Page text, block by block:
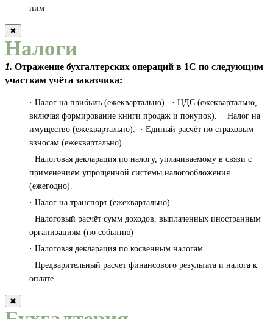
ним
✖
Налоги
1. Отражение бухгалтерских операций в 1С по следующим
участкам учёта заказчика:
· Налог на прибыль (ежеквартально). · НДС (ежеквартально,
включая формирование книги продаж и покупок). · Налог на
имущество (ежеквартально). · Единый расчёт по страховым
взносам (ежеквартально).
· Налоговая декларация по налогу, уплачиваемому в связи с
применением упрощенной системы налогообложения
(ежегодно).
· Налог на транспорт (ежеквартально).
· Налоговый расчёт сумм доходов, выплаченных иностранным
организациям (по событию)
· Налоговая декларация по косвенным налогам.
· Предварительный расчет финансового результата и налога к
оплате.
✖